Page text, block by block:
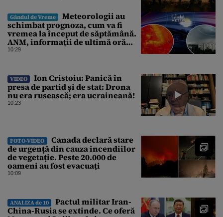
Gândul de Vreme
Meteorologii au
schimbat prognoza, cum va fi
vremea la început de săptămână.
ANM, informații de ultimă oră
pentru Gândul
10:29
VIDEO
Ion Cristoiu: Panică în
presa de partid și de stat: Drona
nu era rusească; era ucraineană!
10:23
FOTO-VIDEO
Canada declară stare
de urgență din cauza incendiilor
de vegetație. Peste 20.000 de
oameni au fost evacuați
10:09
ANALIZA de 10
Pactul militar Iran-
China-Rusia se extinde. Ce oferă